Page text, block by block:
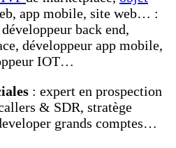
app mobile, site web… :
back end,
développeur app mobile,
IOT…
: expert en prospection
& SDR, stratège
grands comptes…